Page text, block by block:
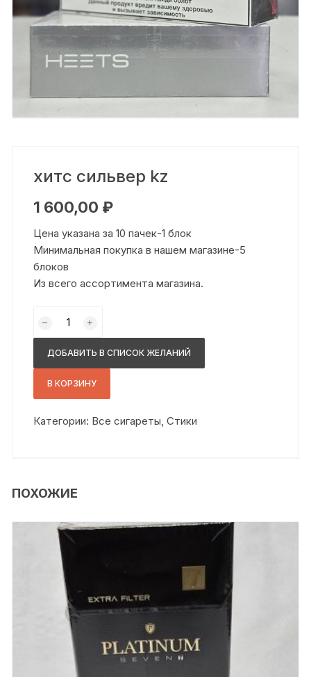
хитс сильвер kz
1 600,00 ₽
Цена указана за 10 пачек-1 блок
Минимальная покупка в нашем магазине-5
блоков
Из всего ассортимента магазина.
товара
хитсДОБАВИТЬ В СПИСОК ЖЕЛАНИЙ
В КОРЗИНУ
Категории: Все сигареты,Стики
ПОХОЖИЕ